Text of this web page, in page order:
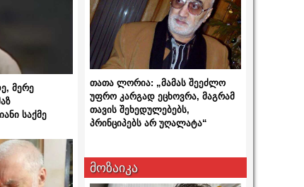
მერე
საქმე
თათა ლორია: „მამას შეეძლო
უფრო კარგად ეცხოვრა, მაგრამ
თავის შეხედულებებს,
პრინციპებს არ უღალატა“
მოზაიკა